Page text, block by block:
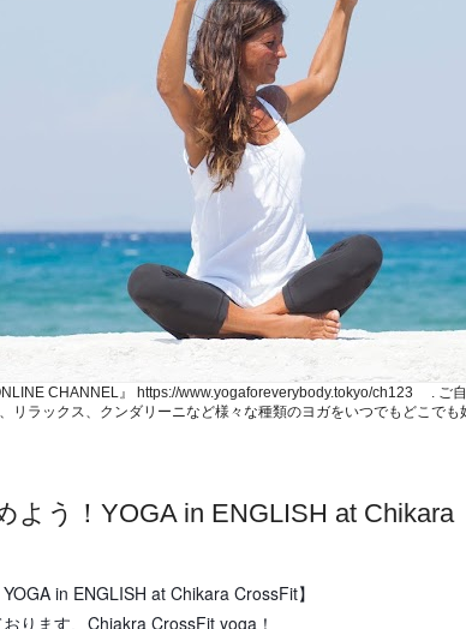
CHANNEL』 https://www.yogaforeverybody.tokyo/ch123 . ご
リラックス、クンダリーニなど様々な種類のヨガをいつでもどこでも
よう！YOGA in ENGLISH at Chikara
in ENGLISH at Chikara CrossFit】
ります、Chiakra CrossFit yoga！